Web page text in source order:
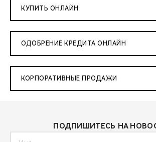
КУПИТЬ ОНЛАЙН
ОДОБРЕНИЕ КРЕДИТА ОНЛАЙН
КОРПОРАТИВНЫЕ ПРОДАЖИ
ПОДПИШИТЕСЬ НА